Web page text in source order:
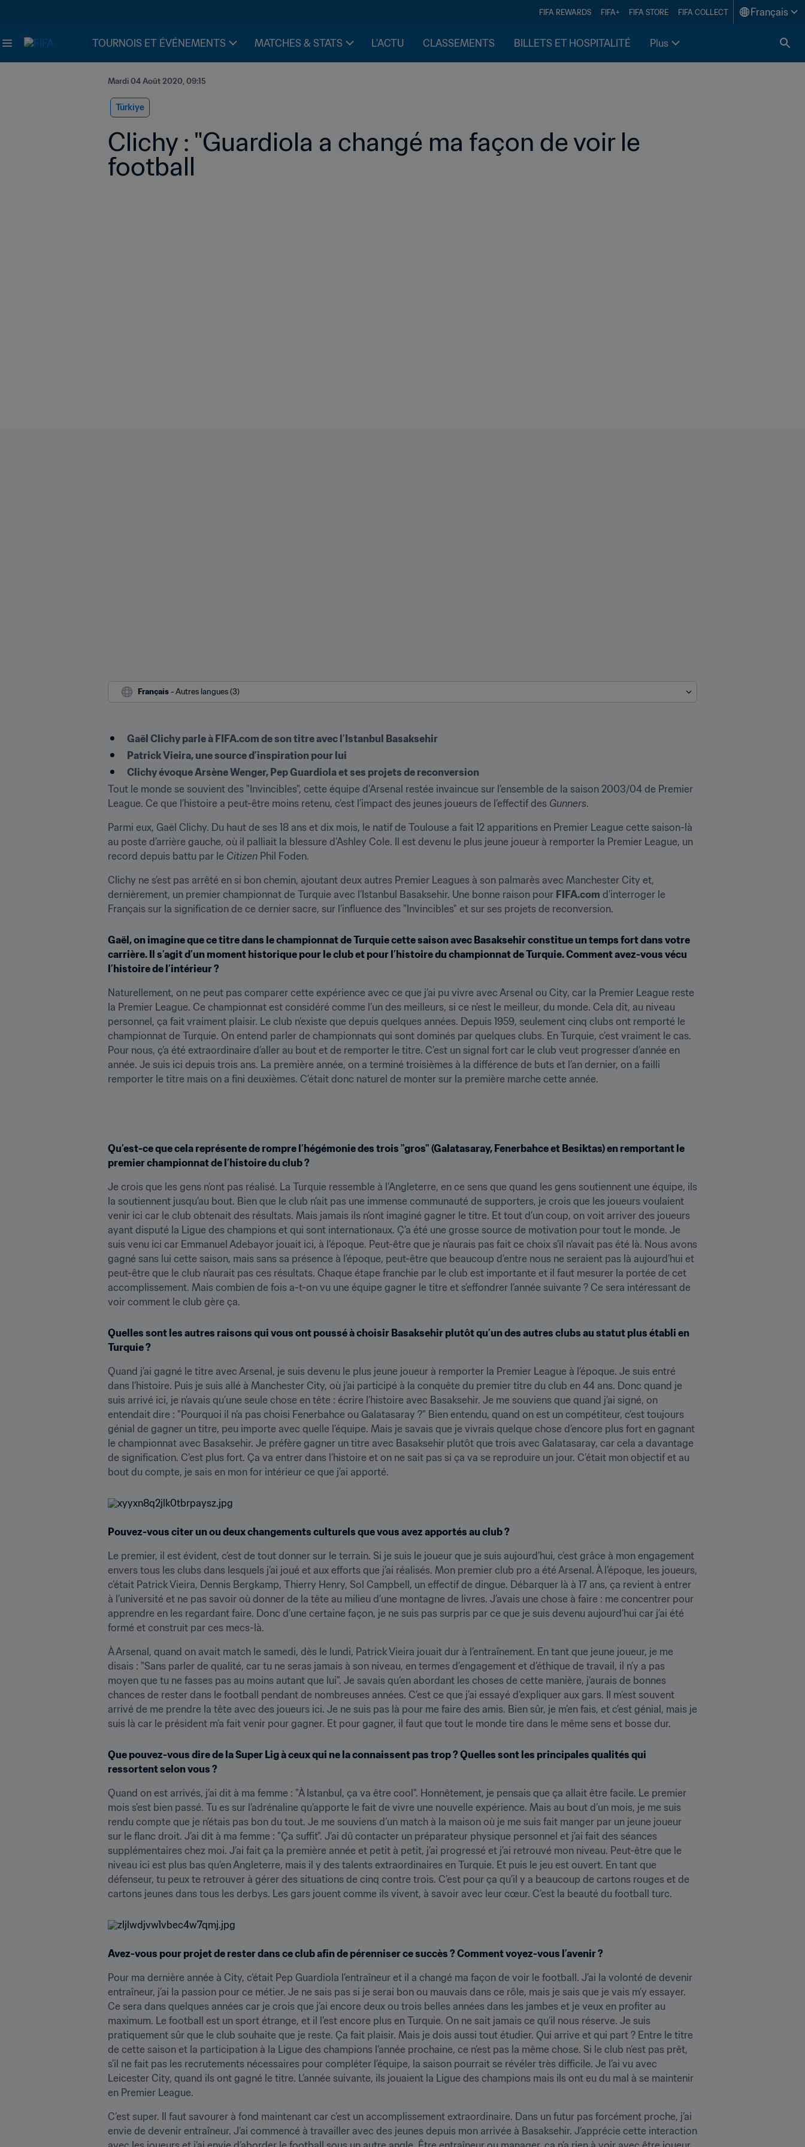
FIFA REWARDS FIFA+ FIFA STORE FIFA COLLECT Français
TOURNOIS ET ÉVÉNEMENTS MATCHES & STATS L'ACTU CLASSEMENTS BILLETS ET HOSPITALITÉ Plus
Mardi 04 Août 2020, 09:15
Türkiye
Clichy : "Guardiola a changé ma façon de voir le
football
Français - Autres langues (3)
Gaël Clichy parle à FIFA.com de son titre avec l’Istanbul Basaksehir
Patrick Vieira, une source d’inspiration pour lui
Clichy évoque Arsène Wenger, Pep Guardiola et ses projets de reconversion
Tout le monde se souvient des "Invincibles", cette équipe d’Arsenal restée invaincue sur l’ensemble de la saison 2003/04 de Premier
League. Ce que l’histoire a peut-être moins retenu, c’est l’impact des jeunes joueurs de l’effectif des Gunners.
Parmi eux, Gaël Clichy. Du haut de ses 18 ans et dix mois, le natif de Toulouse a fait 12 apparitions en Premier League cette saison-là
au poste d’arrière gauche, où il palliait la blessure d’Ashley Cole. Il est devenu le plus jeune joueur à remporter la Premier League, un
record depuis battu par le Citizen Phil Foden.
Clichy ne s’est pas arrêté en si bon chemin, ajoutant deux autres Premier Leagues à son palmarès avec Manchester City et,
dernièrement, un premier championnat de Turquie avec l’Istanbul Basaksehir. Une bonne raison pour FIFA.com d’interroger le
Français sur la signification de ce dernier sacre, sur l’influence des "Invincibles" et sur ses projets de reconversion.
Gaël, on imagine que ce titre dans le championnat de Turquie cette saison avec Basaksehir constitue un temps fort dans votre
carrière. Il s’agit d’un moment historique pour le club et pour l’histoire du championnat de Turquie. Comment avez-vous vécu
l’histoire de l’intérieur ?
Naturellement, on ne peut pas comparer cette expérience avec ce que j’ai pu vivre avec Arsenal ou City, car la Premier League reste
la Premier League. Ce championnat est considéré comme l’un des meilleurs, si ce n’est le meilleur, du monde. Cela dit, au niveau
personnel, ça fait vraiment plaisir. Le club n’existe que depuis quelques années. Depuis 1959, seulement cinq clubs ont remporté le
championnat de Turquie. On entend parler de championnats qui sont dominés par quelques clubs. En Turquie, c’est vraiment le cas.
Pour nous, ç’a été extraordinaire d’aller au bout et de remporter le titre. C’est un signal fort car le club veut progresser d’année en
année. Je suis ici depuis trois ans. La première année, on a terminé troisièmes à la différence de buts et l’an dernier, on a failli
remporter le titre mais on a fini deuxièmes. C’était donc naturel de monter sur la première marche cette année.
Qu’est-ce que cela représente de rompre l’hégémonie des trois "gros" (Galatasaray, Fenerbahce et Besiktas) en remportant le
premier championnat de l’histoire du club ?
Je crois que les gens n’ont pas réalisé. La Turquie ressemble à l’Angleterre, en ce sens que quand les gens soutiennent une équipe, ils
la soutiennent jusqu’au bout. Bien que le club n’ait pas une immense communauté de supporters, je crois que les joueurs voulaient
venir ici car le club obtenait des résultats. Mais jamais ils n’ont imaginé gagner le titre. Et tout d’un coup, on voit arriver des joueurs
ayant disputé la Ligue des champions et qui sont internationaux. Ç’a été une grosse source de motivation pour tout le monde. Je
suis venu ici car Emmanuel Adebayor jouait ici, à l’époque. Peut-être que je n’aurais pas fait ce choix s’il n’avait pas été là. Nous avons
gagné sans lui cette saison, mais sans sa présence à l’époque, peut-être que beaucoup d’entre nous ne seraient pas là aujourd’hui et
peut-être que le club n’aurait pas ces résultats. Chaque étape franchie par le club est importante et il faut mesurer la portée de cet
accomplissement. Mais combien de fois a-t-on vu une équipe gagner le titre et s’effondrer l’année suivante ? Ce sera intéressant de
voir comment le club gère ça.
Quelles sont les autres raisons qui vous ont poussé à choisir Basaksehir plutôt qu’un des autres clubs au statut plus établi en
Turquie ?
Quand j’ai gagné le titre avec Arsenal, je suis devenu le plus jeune joueur à remporter la Premier League à l’époque. Je suis entré
dans l’histoire. Puis je suis allé à Manchester City, où j’ai participé à la conquête du premier titre du club en 44 ans. Donc quand je
suis arrivé ici, je n’avais qu’une seule chose en tête : écrire l’histoire avec Basaksehir. Je me souviens que quand j’ai signé, on
entendait dire : "Pourquoi il n’a pas choisi Fenerbahce ou Galatasaray ?" Bien entendu, quand on est un compétiteur, c’est toujours
génial de gagner un titre, peu importe avec quelle l’équipe. Mais je savais que je vivrais quelque chose d’encore plus fort en gagnant
le championnat avec Basaksehir. Je préfère gagner un titre avec Basaksehir plutôt que trois avec Galatasaray, car cela a davantage
de signification. C’est plus fort. Ça va entrer dans l’histoire et on ne sait pas si ça va se reproduire un jour. C’était mon objectif et au
bout du compte, je sais en mon for intérieur ce que j’ai apporté.
Pouvez-vous citer un ou deux changements culturels que vous avez apportés au club ?
Le premier, il est évident, c’est de tout donner sur le terrain. Si je suis le joueur que je suis aujourd’hui, c’est grâce à mon engagement
envers tous les clubs dans lesquels j’ai joué et aux efforts que j’ai réalisés. Mon premier club pro a été Arsenal. À l’époque, les joueurs,
c’était Patrick Vieira, Dennis Bergkamp, Thierry Henry, Sol Campbell, un effectif de dingue. Débarquer là à 17 ans, ça revient à entrer
à l’université et ne pas savoir où donner de la tête au milieu d’une montagne de livres. J’avais une chose à faire : me concentrer pour
apprendre en les regardant faire. Donc d’une certaine façon, je ne suis pas surpris par ce que je suis devenu aujourd’hui car j’ai été
formé et construit par ces mecs-là.
À Arsenal, quand on avait match le samedi, dès le lundi, Patrick Vieira jouait dur à l’entraînement. En tant que jeune joueur, je me
disais : "Sans parler de qualité, car tu ne seras jamais à son niveau, en termes d’engagement et d’éthique de travail, il n’y a pas
moyen que tu ne fasses pas au moins autant que lui". Je savais qu’en abordant les choses de cette manière, j’aurais de bonnes
chances de rester dans le football pendant de nombreuses années. C’est ce que j’ai essayé d’expliquer aux gars. Il m’est souvent
arrivé de me prendre la tête avec des joueurs ici. Je ne suis pas là pour me faire des amis. Bien sûr, je m’en fais, et c’est génial, mais je
suis là car le président m’a fait venir pour gagner. Et pour gagner, il faut que tout le monde tire dans le même sens et bosse dur.
Que pouvez-vous dire de la Super Lig à ceux qui ne la connaissent pas trop ? Quelles sont les principales qualités qui
ressortent selon vous ?
Quand on est arrivés, j’ai dit à ma femme : "À Istanbul, ça va être cool". Honnêtement, je pensais que ça allait être facile. Le premier
mois s’est bien passé. Tu es sur l’adrénaline qu’apporte le fait de vivre une nouvelle expérience. Mais au bout d’un mois, je me suis
rendu compte que je n’étais pas bon du tout. Je me souviens d’un match à la maison où je me suis fait manger par un jeune joueur
sur le flanc droit. J’ai dit à ma femme : "Ça suffit". J’ai dû contacter un préparateur physique personnel et j’ai fait des séances
supplémentaires chez moi. J’ai fait ça la première année et petit à petit, j’ai progressé et j’ai retrouvé mon niveau. Peut-être que le
niveau ici est plus bas qu’en Angleterre, mais il y des talents extraordinaires en Turquie. Et puis le jeu est ouvert. En tant que
défenseur, tu peux te retrouver à gérer des situations de cinq contre trois. C’est pour ça qu’il y a beaucoup de cartons rouges et de
cartons jeunes dans tous les derbys. Les gars jouent comme ils vivent, à savoir avec leur cœur. C’est la beauté du football turc.
Avez-vous pour projet de rester dans ce club afin de pérenniser ce succès ? Comment voyez-vous l’avenir ?
Pour ma dernière année à City, c’était Pep Guardiola l’entraîneur et il a changé ma façon de voir le football. J’ai la volonté de devenir
entraîneur, j’ai la passion pour ce métier. Je ne sais pas si je serai bon ou mauvais dans ce rôle, mais je sais que je vais m’y essayer.
Ce sera dans quelques années car je crois que j’ai encore deux ou trois belles années dans les jambes et je veux en profiter au
maximum. Le football est un sport étrange, et il l’est encore plus en Turquie. On ne sait jamais ce qu’il nous réserve. Je suis
pratiquement sûr que le club souhaite que je reste. Ça fait plaisir. Mais je dois aussi tout étudier. Qui arrive et qui part ? Entre le titre
de cette saison et la participation à la Ligue des champions l’année prochaine, ce n’est pas la même chose. Si le club n’est pas prêt,
s’il ne fait pas les recrutements nécessaires pour compléter l’équipe, la saison pourrait se révéler très difficile. Je l’ai vu avec
Leicester City, quand ils ont gagné le titre. L’année suivante, ils jouaient la Ligue des champions mais ils ont eu du mal à se maintenir
en Premier League.
C’est super. Il faut savourer à fond maintenant car c’est un accomplissement extraordinaire. Dans un futur pas forcément proche, j’ai
envie de devenir entraîneur. J’ai commencé à travailler avec des jeunes depuis mon arrivée à Basaksehir. J’apprécie cette interaction